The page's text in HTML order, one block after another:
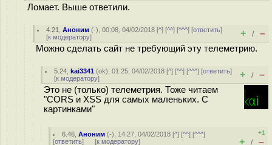
Ломает. Выше ответили.
4.21 ,Аноним (-), 00:08, 04/02/2018 [^] [^^] [^^^] [ответить]
[к модератору] + / –
Можно сделать сайт не требующий эту телеметрию.
5.24 ,kai3341 (ok), 01:25, 04/02/2018 [^] [^^] [^^^] [ответить]
[к модератору] + / –
Это не (только) телеметрия. Тоже читаем
"CORS и XSS для самых маленьких. С
картинками"
6.46 ,Аноним (-), 14:27, 04/02/2018 [^] [^^] [^^^]
[ответить] [к модератору]
+1
+ / –